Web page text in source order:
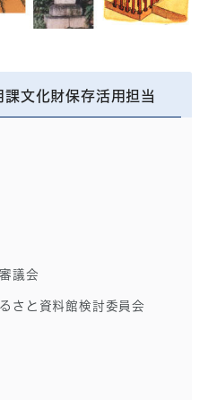
文化財保存活用担当
議会
さと資料館検討委員会